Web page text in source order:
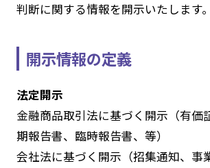
判断に関する情報を開示いたします。
開示情報の定義
法定開示
金融商品取引法に基づく開示（有価
期報告書、臨時報告書、等）
会社法に基づく開示（招集通知、事